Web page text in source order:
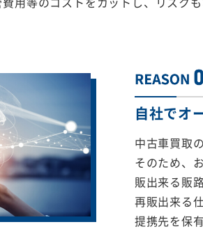
自社でオ
中古車買取
そのため、
販出来る販
再販出来る
提携先を保